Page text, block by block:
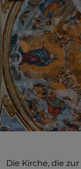
Die Kirche, die zur